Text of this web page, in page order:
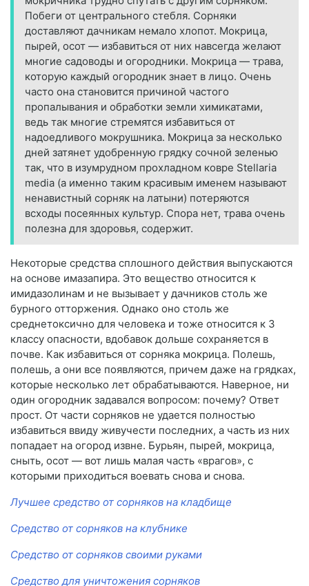
Побеги от центрального стебля. Сорняки
доставляют дачникам немало хлопот. Мокрица,
пырей, осот — избавиться от них навсегда желают
многие садоводы и огородники. Мокрица — трава,
которую каждый огородник знает в лицо. Очень
часто она становится причиной частого
пропалывания и обработки земли химикатами,
ведь так многие стремятся избавиться от
надоедливого мокрушника. Мокрица за несколько
дней затянет удобренную грядку сочной зеленью
так, что в изумрудном прохладном ковре Stellaria
media (а именно таким красивым именем называют
ненавистный сорняк на латыни) потеряются
всходы посеянных культур. Спора нет, трава очень
полезна для здоровья, содержит.
Некоторые средства сплошного действия выпускаются
на основе имазапира. Это вещество относится к
имидазолинам и не вызывает у дачников столь же
бурного отторжения. Однако оно столь же
среднетоксично для человека и тоже относится к 3
классу опасности, вдобавок дольше сохраняется в
почве. Как избавиться от сорняка мокрица. Полешь,
полешь, а они все появляются, причем даже на грядках,
которые несколько лет обрабатываются. Наверное, ни
один огородник задавался вопросом: почему? Ответ
прост. От части сорняков не удается полностью
избавиться ввиду живучести последних, а часть из них
попадает на огород извне. Бурьян, пырей, мокрица,
сныть, осот — вот лишь малая часть «врагов», с
которыми приходиться воевать снова и снова.
Лучшее средство от сорняков на кладбище
Средство от сорняков на клубнике
Средство от сорняков своими руками
Средство для уничтожения сорняков